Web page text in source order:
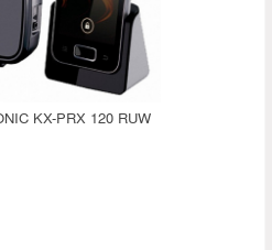
KX-PRX 120 RUW